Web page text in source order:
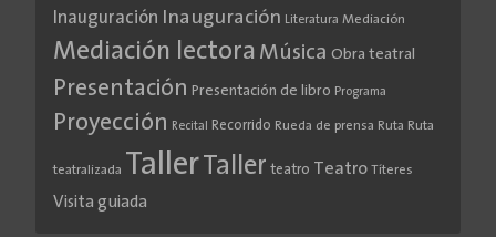
Inauguración Inauguración Literatura Mediación
Mediación lectora Música Obra teatral
Presentación Presentación de libro Programa
Proyección Recital Recorrido Rueda de prensa Ruta Ruta
teatralizada TallerTaller teatro Teatro Títeres
Visita guiada